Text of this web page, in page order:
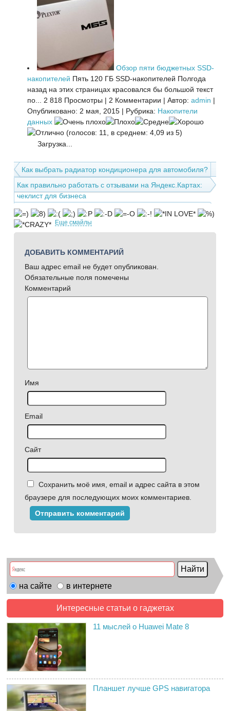
Обзор пяти бюджетных SSD-
накопителей Пять 120 ГБ SSD-накопителей Полгода
назад на этих страницах красовался бы большой текст
по...
2 818 Просмотры | 2 Комментарии | Автор: admin |
Опубликовано: 2 мая, 2015 | Рубрика: Накопители
данных
(голосов: 11, в среднем: 4,09 из 5)
Загрузка...
Как выбрать радиатор кондиционера для автомобиля?
Как правильно работать с отзывами на Яндекс.Картах:
чеклист для бизнеса
Еще смайлы
ДОБАВИТЬ КОММЕНТАРИЙ
Ваш адрес email не будет опубликован.
Обязательные поля помечены
Комментарий
Имя
Email
Сайт
Сохранить моё имя, email и адрес сайта в этом
браузере для последующих моих комментариев.
на сайте в интернете
Интересные статьи о гаджетах
11 мыслей о Huawei Mate 8
Планшет лучше GPS навигатора